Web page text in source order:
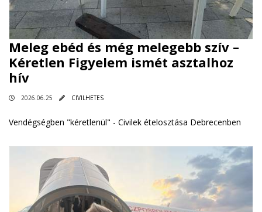
Meleg ebéd és még melegebb szív –
Kéretlen Figyelem ismét asztalhoz
hív
2026.06.25 CIVILHETES
Vendégségben "kéretlenül" - Civilek ételosztása Debrecenben